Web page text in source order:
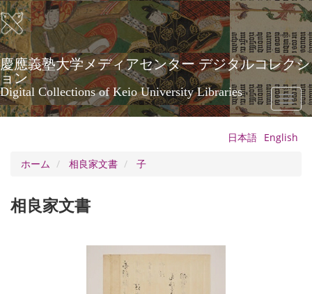
メ
イ
ン
コ
ン
テ
ン
ツ
に
慶應義塾大学メディアセンター デジタルコレクシ
ョン
Digital Collections of Keio University Libraries
Toggle
日本語 English
ホーム
相良家文書 子
相良家文書